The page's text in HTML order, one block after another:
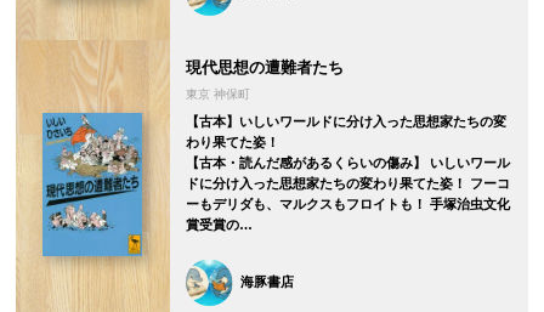
現代思想の遭難者たち
東京 神保町
【古本】いしいワールドに分け入った思想家たちの変
わり果てた姿！
【古本・読んだ感があるくらいの傷み】 いしいワール
ドに分け入った思想家たちの変わり果てた姿！ フーコ
ーもデリダも、マルクスもフロイトも！ 手塚治虫文化
賞受賞の…
海豚書店